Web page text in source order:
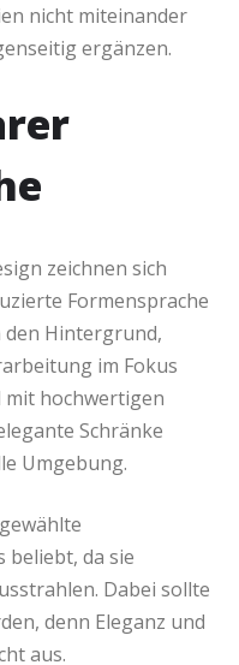
nicht miteinander
ergänzen.
zeichnen sich
Formensprache
den Hintergrund,
im Fokus
mit hochwertigen
Schränke
Umgebung.
beliebt, da sie
Dabei sollte
denn Eleganz und
aus.